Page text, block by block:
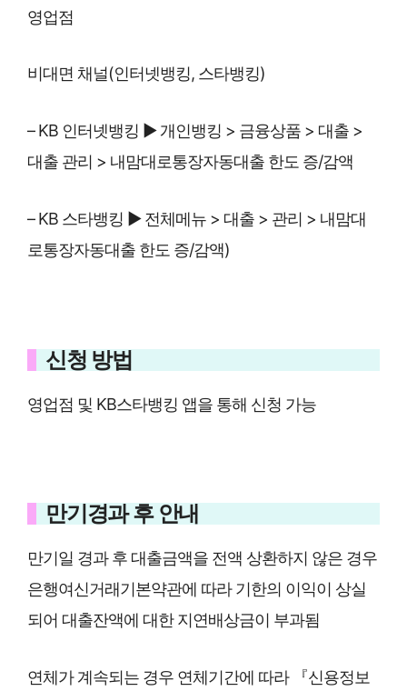
영업점
비대면 채널(인터넷뱅킹, 스타뱅킹)
– KB 인터넷뱅킹 ▶ 개인뱅킹 > 금융상품 > 대출 >
대출 관리 > 내맘대로통장자동대출 한도 증/감액
– KB 스타뱅킹 ▶ 전체메뉴 > 대출 > 관리 > 내맘대
로통장자동대출 한도 증/감액)
신청 방법
영업점 및 KB스타뱅킹 앱을 통해 신청 가능
만기경과 후 안내
만기일 경과 후 대출금액을 전액 상환하지 않은 경우
은행여신거래기본약관에 따라 기한의 이익이 상실
되어 대출잔액에 대한 지연배상금이 부과됨
연체가 계속되는 경우 연체기간에 따라 『신용정보